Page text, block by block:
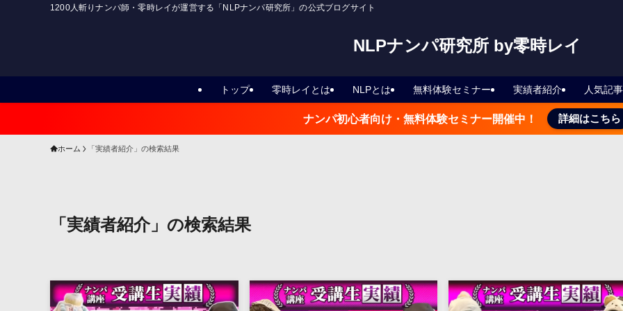
1200人斬りナンパ師・零時レイが運営する「NLPナンパ研究所」の公式ブログサイト
NLPナンパ研究所 by零時レイ
トップ 零時レイとは NLPとは 無料体験セミナー 実績者紹介 人気記事
ナンパ初心者向け・無料体験セミナー開催中！ 詳細はこちら
ホーム 「実績者紹介」の検索結果
「実績者紹介」の検索結果